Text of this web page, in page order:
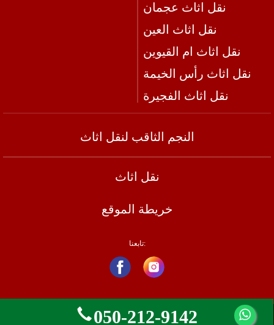
نقل اثاث عجمان
نقل اثاث العين
نقل اثاث ام القيوين
نقل اثاث رأس الخيمة
نقل اثاث الفجيرة
النجم الثاقب لنقل اثاث
نقل اثاث
خريطة الموقع
تابعنا:
حقوق النشر 2026. النجم الثاقب لنقل اثاث
050-212-9142